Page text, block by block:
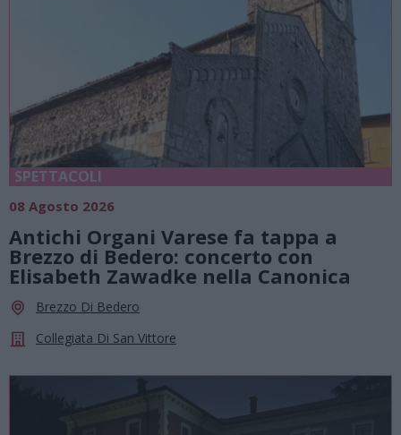
SPETTACOLI
08 Agosto 2026
Antichi Organi Varese fa tappa a
Brezzo di Bedero: concerto con
Elisabeth Zawadke nella Canonica
Brezzo Di Bedero
Collegiata Di San Vittore